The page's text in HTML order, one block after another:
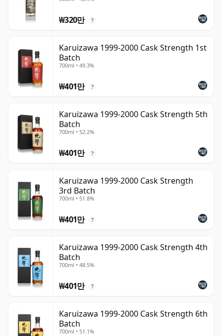
₩320만 ?
Karuizawa 1999-2000 Cask Strength 1st
Batch
700ml • 49.3%
₩401만 ?
Karuizawa 1999-2000 Cask Strength 5th
Batch
700ml • 52.2%
₩401만 ?
Karuizawa 1999-2000 Cask Strength
3rd Batch
700ml • 51.8%
₩401만 ?
Karuizawa 1999-2000 Cask Strength 4th
Batch
700ml • 48.5%
₩401만 ?
Karuizawa 1999-2000 Cask Strength 6th
Batch
700ml • 51.1%